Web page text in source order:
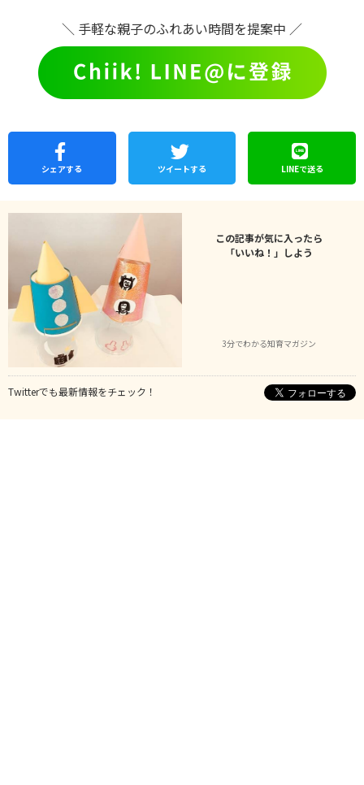
＼ 手軽な親子のふれあい時間を提案中 ／
シェアする ツイートする LINEで送る
この記事が気に入ったら
「いいね！」しよう
3分でわかる知育マガジン
Twitterでも最新情報をチェック！